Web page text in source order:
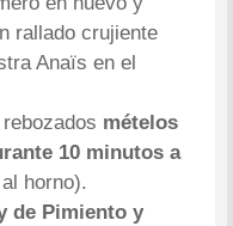
rallado crujiente
Anaïs en el
mételos
10 minutos a
horno).
de Pimiento y